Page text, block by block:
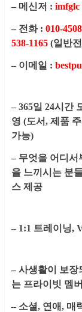
– 메신저 : imfglc
– 전화 : 010-
538-1165(일반
– 이메일 :
– 365일 24시간
영 (도서, 제품
가능)
– 무엇을 어디서
을 느끼시는 분
스 제공
– 1:1 트레이닝,
– 사생활이 보장
는 프라이빗 멤
– 소셜, 연애, 매